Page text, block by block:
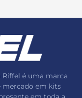
é uma marca
mercado em kits